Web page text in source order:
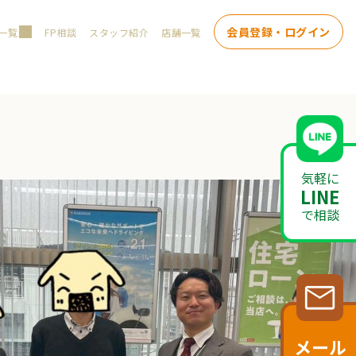
覧 FP相談 スタッフ紹介 店舗一覧 会員登録・ログイン
気軽に
LINE
で相談
メール